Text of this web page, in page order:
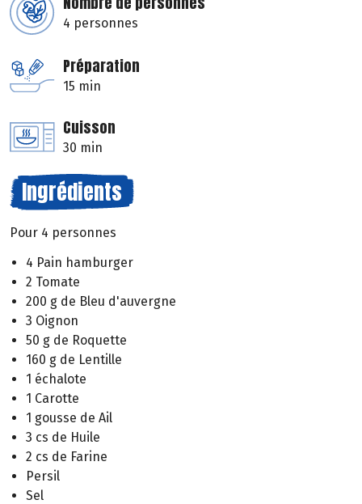
4 personnes
Préparation
15 min
Cuisson
30 min
Ingrédients
Pour 4 personnes
4 Pain hamburger
2 Tomate
200 g de Bleu d'auvergne
3 Oignon
50 g de Roquette
160 g de Lentille
1 échalote
1 Carotte
1 gousse de Ail
3 cs de Huile
2 cs de Farine
Persil
Sel